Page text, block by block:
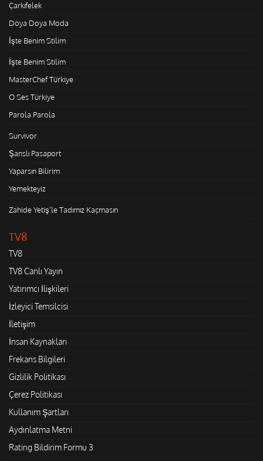
Çarkıfelek
Doya Doya Moda
İşte Benim Stilim
İşte Benim Stilim
MasterChef Türkiye
O Ses Türkiye
Parola Parola
Survivor
Şanslı Pasaport
Yaparsın Bilirim
Yemekteyiz
Zahide Yetiş'le Tadımız Kaçmasın
TV8
TV8
TV8 Canlı Yayın
Yatırımcı İlişkileri
İzleyici Temsilcisi
İletişim
İnsan Kaynakları
Frekans Bilgileri
Gizlilik Politikası
Çerez Politikası
Kullanım Şartları
Aydınlatma Metni
Rating Bildirim Formu 3